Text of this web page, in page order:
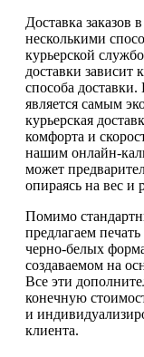
Доставка заказов
несколькими
курьерской
доставки зависит
способа
является самым
курьерская
комфорта и
нашим онлайн-
может
опираясь на вес и
Помимо
предлагаем
черно-белых
создаваемом на
Все эти
конечную
и
клиента.